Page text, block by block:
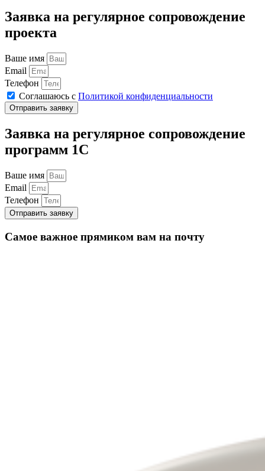
Заявка на регулярное сопровождение
проекта
Ваше имя
Email
Телефон
Соглашаюсь с Политикой конфиденциальности
Отправить заявку
Заявка на регулярное сопровождение
программ 1С
Ваше имя
Email
Телефон
Отправить заявку
Самое важное прямиком вам на почту